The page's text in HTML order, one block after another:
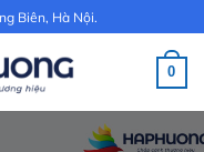
Biên, Hà Nội.
0